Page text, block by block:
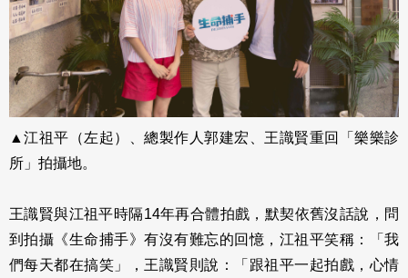
▲江祖平（左起）、總製作人郭建宏、王識賢重回「樂樂診
所」拍攝地。
王識賢與江祖平時隔14年再合體拍戲，默契依舊沒話說，問
到拍攝《生命捕手》有沒有難忘的回憶，江祖平笑稱：「我
們每天都在搞笑」，王識賢則說：「跟祖平一起拍戲，心情